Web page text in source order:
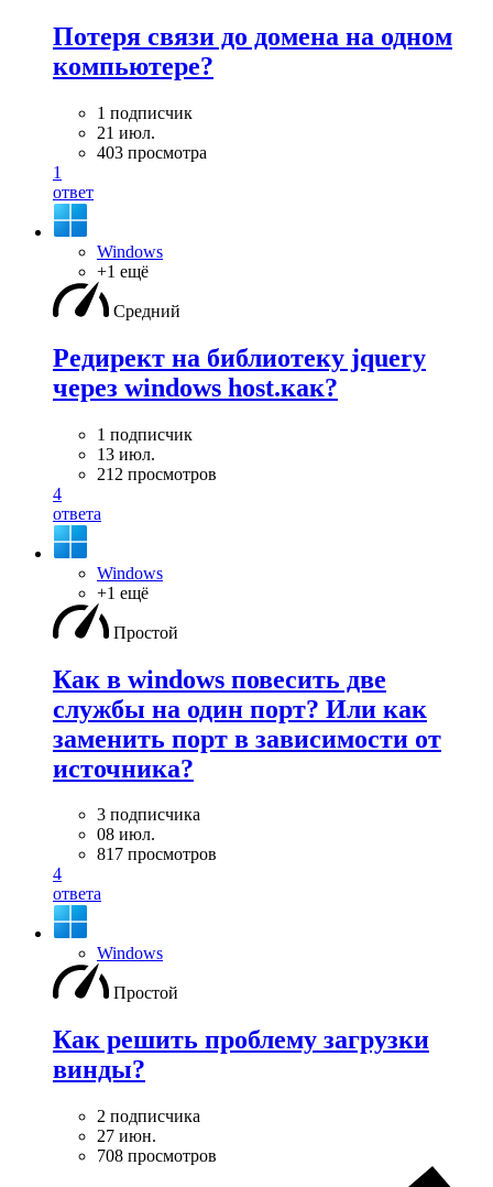
Потеря связи до домена на одном
компьютере?
1 подписчик
21 июл.
403 просмотра
1
ответ
Windows
+1 ещё
Средний
Редирект на библиотеку jquery
через windows host.как?
1 подписчик
13 июл.
212 просмотров
4
ответа
Windows
+1 ещё
Простой
Как в windows повесить две
службы на один порт? Или как
заменить порт в зависимости от
источника?
3 подписчика
08 июл.
817 просмотров
4
ответа
Windows
Простой
Как решить проблему загрузки
винды?
2 подписчика
27 июн.
708 просмотров